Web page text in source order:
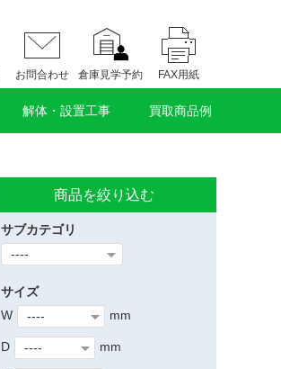
お問合わせ 倉庫見学予約 FAX用紙
解体・設置工事 買取商品例
商品を絞り込む
サブカテゴリ
サイズ
W
mm
D mm